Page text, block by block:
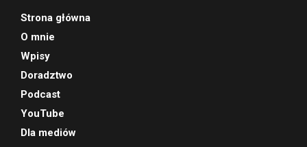
Strona główna
O mnie
Wpisy
Doradztwo
Podcast
YouTube
Dla mediów